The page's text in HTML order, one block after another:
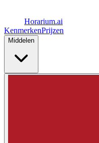
Horarium.ai
KenmerkenPrijzen
Middelen